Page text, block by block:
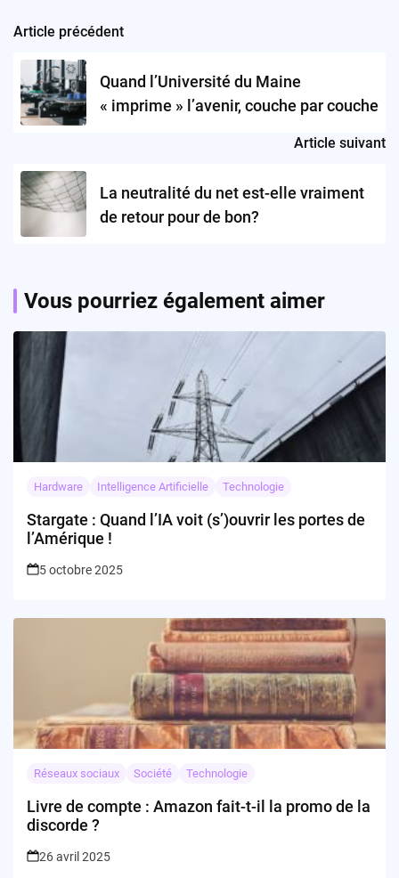
Post
navigation
Article précédent
Quand l’Université du Maine
« imprime » l’avenir, couche par couche
Article suivant
La neutralité du net est-elle vraiment
de retour pour de bon?
Vous pourriez également aimer
Hardware Intelligence Artificielle Technologie
Stargate : Quand l’IA voit (s’)ouvrir les portes de
l’Amérique !
5 octobre 2025
Réseaux sociaux Société Technologie
Livre de compte : Amazon fait-t-il la promo de la
discorde ?
26 avril 2025